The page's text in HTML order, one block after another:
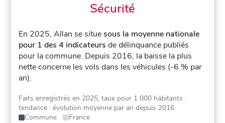
Sécurité
En 2025, Allan se situesous la moyenne nationale
pour 1 des 4 indicateurs de délinquance publiés
pour la commune. Depuis 2016, la baisse la plus
nette concerne les vols dans les véhicules (-6 % par
an).
Faits enregistrés en 2025, taux pour 1 000 habitants ·
tendance : évolution moyenne par an depuis 2016
Commune
France